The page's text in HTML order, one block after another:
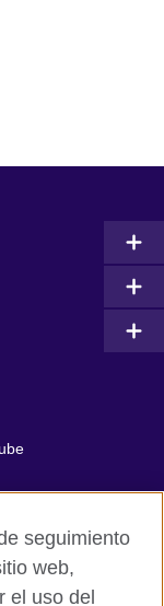
seguimiento
web,
el uso del